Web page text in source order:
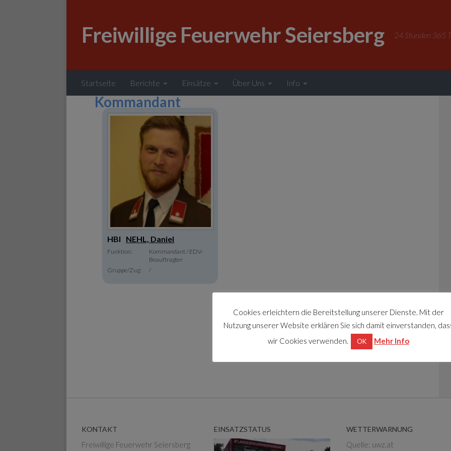
Freiwillige Feuerwehr Seiersberg 24 Stunden 365
Startseite Berichte Einsätze Über Uns Info
Kommandant
HBI NEHL, Daniel
Funktion:
Kommandant / EDV-
Beauftragter
Gruppe/Zug:
/
KONTAKT
Freiwillige Feuerwehr Seiersberg
EINSATZSTATUS WETTERWARNUNG
Quelle: uwz.at
Cookies erleichtern die Bereitstellung unserer Dienste. Mit der
Nutzung unserer Website erklären Sie sich damit einverstanden,
wir Cookies verwenden.
OK Mehr Info